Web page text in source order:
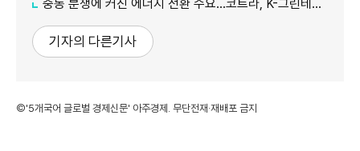
중동 분쟁에 커진 에너지 전환 수요…코트라, K-그린테크 수출길 넓힌다
기자의 다른기사
©'5개국어 글로벌 경제신문' 아주경제. 무단전재·재배포 금지